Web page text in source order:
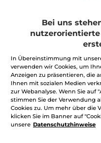
sindpflanzlich
Mehr
Bei uns
In Übereinstimmung mit
verwenden wir Cookies, um
Anzeigen zu präsentieren, die
Ihnen mit sozialen Medien
zur Webanalyse. Wenn Sie auf
stimmen Sie der Verwendung
Cookies zu. Um mehr über die
klicken Sie im Banner auf
unsere Datenschutzhinweise